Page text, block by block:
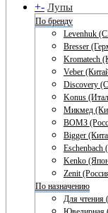
+- Лупы
По бренду
Levenhuk
Bresser
Kromatech
Veber
Discovery
Konus
Микмед
ВОМЗ
Bigger
Eschenbach
Kenko
Zenit
По назначению
Для чтения